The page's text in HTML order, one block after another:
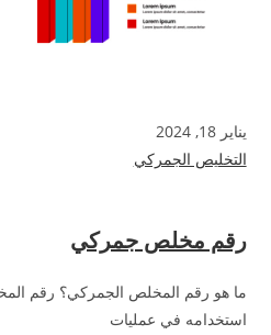
يناير 18, 2024
التخليص الجمركي
رقم مخلص جمركي
ما هو رقم المخلص الجمركي؟ رقم
استخدامه في عمليات